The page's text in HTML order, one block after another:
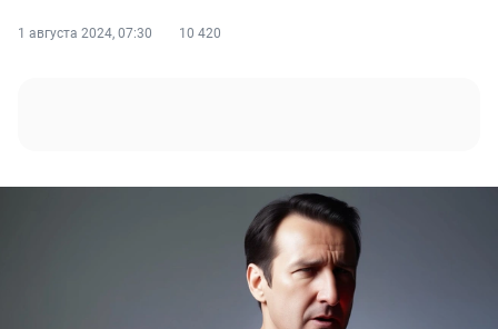
1 августа 2024, 07:30 10 420